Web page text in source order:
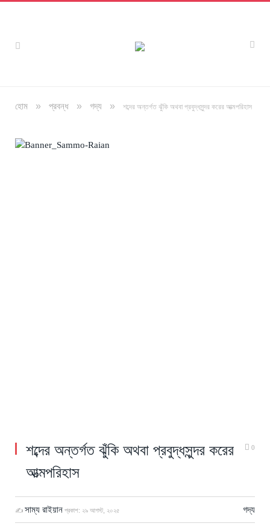
হোম » প্রবন্ধ » গদ্য » শব্দের অন্তর্গত ঝুঁকি অথবা প্রবুদ্ধসুন্দর করের আত্মপরিহাস
শব্দের অন্তর্গত ঝুঁকি অথবা প্রবুদ্ধসুন্দর করের
আত্মপরিহাস
0
✍ সাম্য রাইয়ান প্রকাশ: ২৯ আগস্ট, ২০২৫ গদ্য